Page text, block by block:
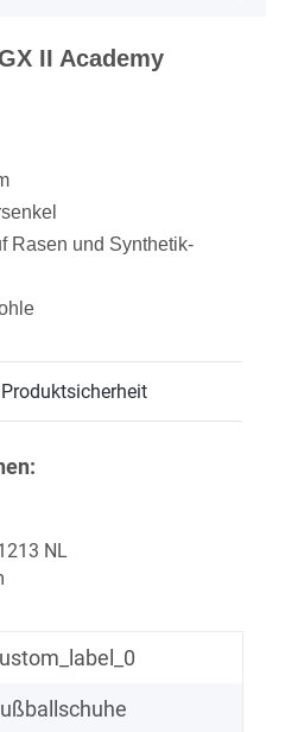
II Academy
Rasen und Synthetik-
NL